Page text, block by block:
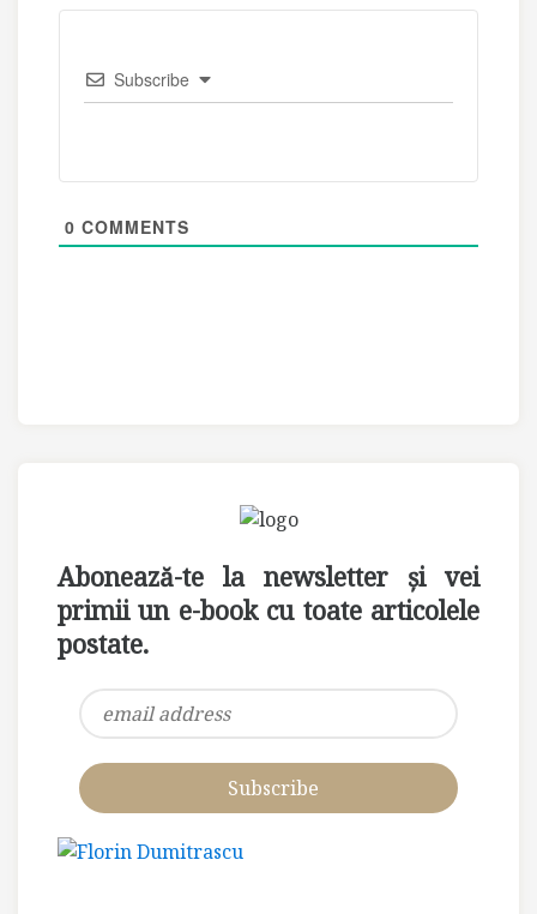
Subscribe
0 COMMENTS
Abonează-te la newsletter și vei
primii un e-book cu toate articolele
postate.